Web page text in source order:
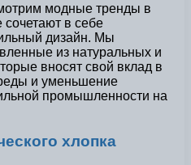
модные тренды в
сочетают в себе
дизайн. Мы
из натуральных и
вносят свой вклад в
и уменьшение
промышленности на
хлопка